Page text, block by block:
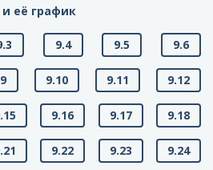
её график
9.4 9.5 9.6
9.10 9.11 9.12
9.16 9.17 9.18
9.22 9.23 9.24